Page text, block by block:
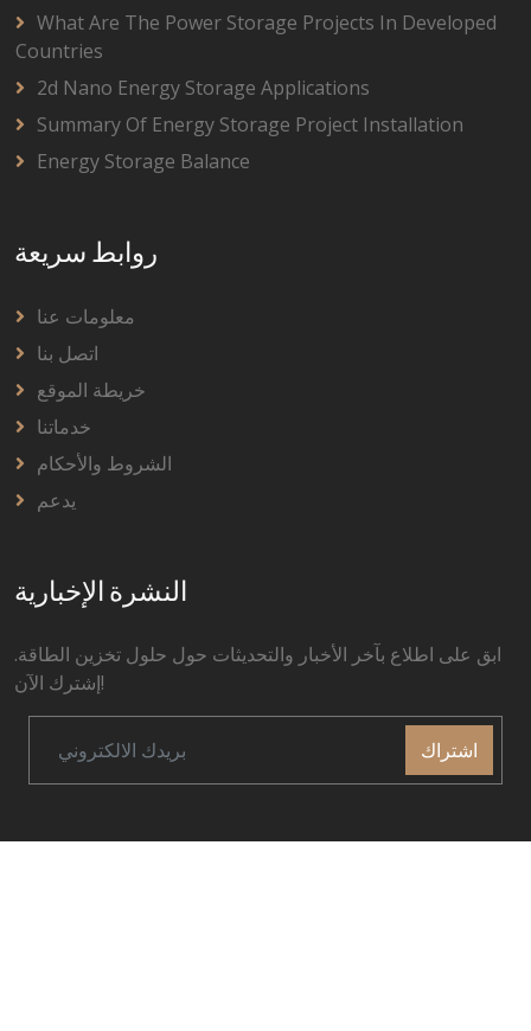
What Are The Power Storage Projects In Developed
Countries
2d Nano Energy Storage Applications
Summary Of Energy Storage Project Installation
Energy Storage Balance
روابط سريعة
معلومات عنا
اتصل بنا
خريطة الموقع
خدماتنا
الشروط والأحكام
يدعم
النشرة الإخبارية
ابق على اطلاع بآخر الأخبار والتحديثات حول حلول تخزين الطاقة.
إشترك الآن!
اشتراك